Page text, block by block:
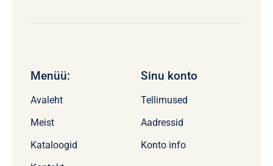
Menüü:
Avaleht
Meist
Kataloogid
Sinu konto
Tellimused
Aadressid
Konto info